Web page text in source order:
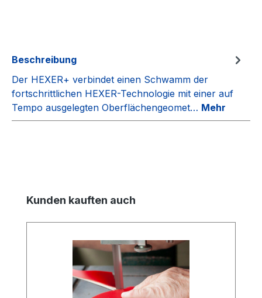
Beschreibung
Der HEXER+ verbindet einen Schwamm der
fortschrittlichen HEXER-Technologie mit einer auf
Tempo ausgelegten Oberflächengeomet… Mehr
Produktgalerie überspringen
Kunden kauften auch